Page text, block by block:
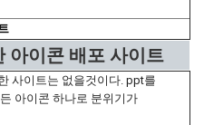
아이콘 배포 사이트
사이트는 없을것이다. ppt를
아이콘 하나로 분위기가